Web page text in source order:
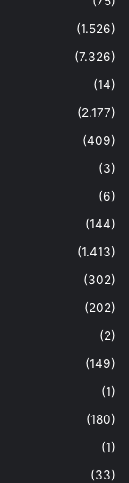
(1.526)
(7.326)
(14)
(2.177)
(409)
(3)
(6)
(144)
(1.413)
(302)
(202)
(2)
(149)
(1)
(180)
(1)
(33)